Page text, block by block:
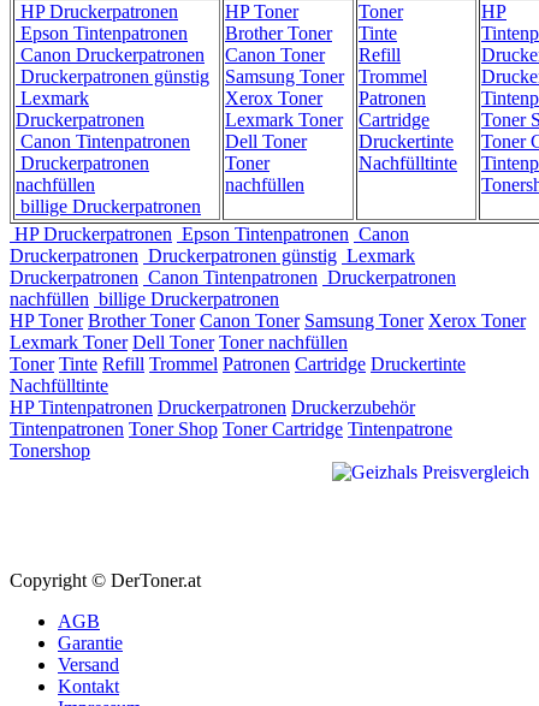
HP Druckerpatronen
Epson Tintenpatronen
Canon Druckerpatronen
Druckerpatronen günstig
Lexmark
Druckerpatronen
Canon Tintenpatronen
Druckerpatronen
nachfüllen
billige Druckerpatronen
HP Toner
Brother Toner
Canon Toner
Samsung Toner
Xerox Toner
Lexmark Toner
Dell Toner
Toner
nachfüllen
Toner
Tinte
Refill
Trommel
Patronen
Cartridge
Druckertinte
Nachfülltinte
HP
Toner
Toner
HP Druckerpatronen Epson Tintenpatronen Canon
Druckerpatronen Druckerpatronen günstig Lexmark
Druckerpatronen Canon Tintenpatronen Druckerpatronen
nachfüllen billige Druckerpatronen
HP Toner Brother Toner Canon Toner Samsung Toner Xerox Toner
Lexmark Toner Dell Toner Toner nachfüllen
Toner Tinte Refill Trommel Patronen Cartridge Druckertinte
Nachfülltinte
HP Tintenpatronen Druckerpatronen Druckerzubehör
Tintenpatronen Toner Shop Toner Cartridge Tintenpatrone
Tonershop
Copyright © DerToner.at
AGB
Garantie
Versand
Kontakt